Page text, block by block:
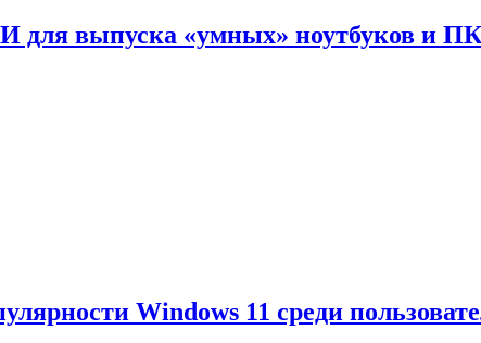
для выпуска «умных» ноутбуков и ПК
Windows 11 среди